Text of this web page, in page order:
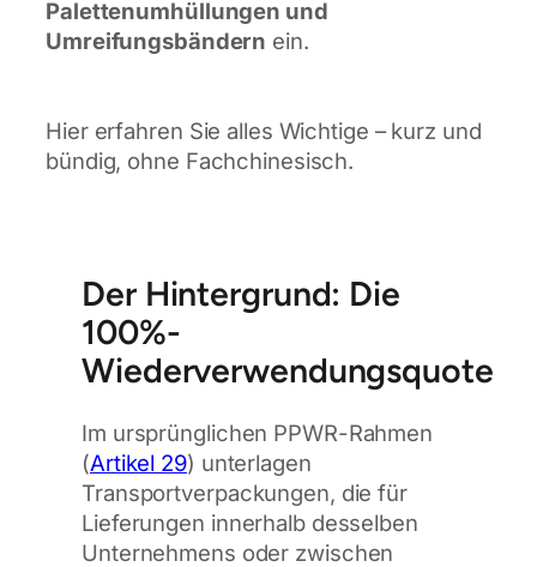
Palettenumhüllungen und
Umreifungsbändern ein.
Hier erfahren Sie alles Wichtige – kurz und
bündig, ohne Fachchinesisch.
Der Hintergrund: Die
100%-
Wiederverwendungsquote
Im ursprünglichen PPWR-Rahmen
(Artikel 29) unterlagen
Transportverpackungen, die für
Lieferungen innerhalb desselben
Unternehmens oder zwischen